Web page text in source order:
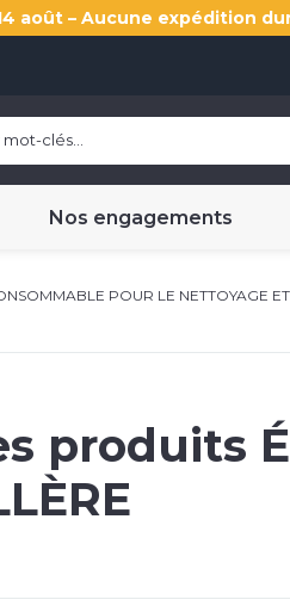
août – Aucune expédition
Nos engagements
POUR LE NETTOYAGE
produits